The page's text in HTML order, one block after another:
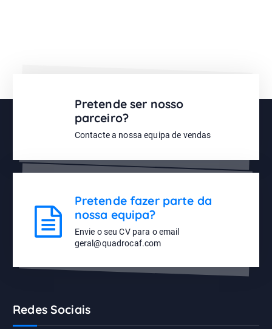
Pretende ser nosso
parceiro?
Contacte a nossa equipa de vendas
Pretende fazer parte da
nossa equipa?
Envie o seu CV para o email
geral@quadrocaf.com
Redes Sociais